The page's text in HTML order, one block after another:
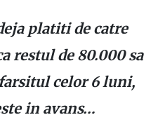
platiti de catre
restul de 80.000 sa
celor 6 luni,
in avans…